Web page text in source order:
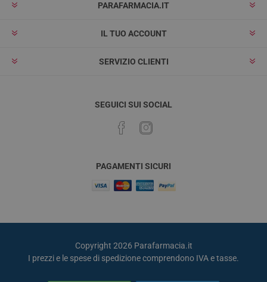
PARAFARMACIA.IT
IL TUO ACCOUNT
SERVIZIO CLIENTI
SEGUICI SUI SOCIAL
PAGAMENTI SICURI
Copyright 2026 Parafarmacia.it
I prezzi e le spese di spedizione comprendono IVA e tasse.